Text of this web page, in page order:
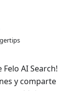
AI Search!
y comparte